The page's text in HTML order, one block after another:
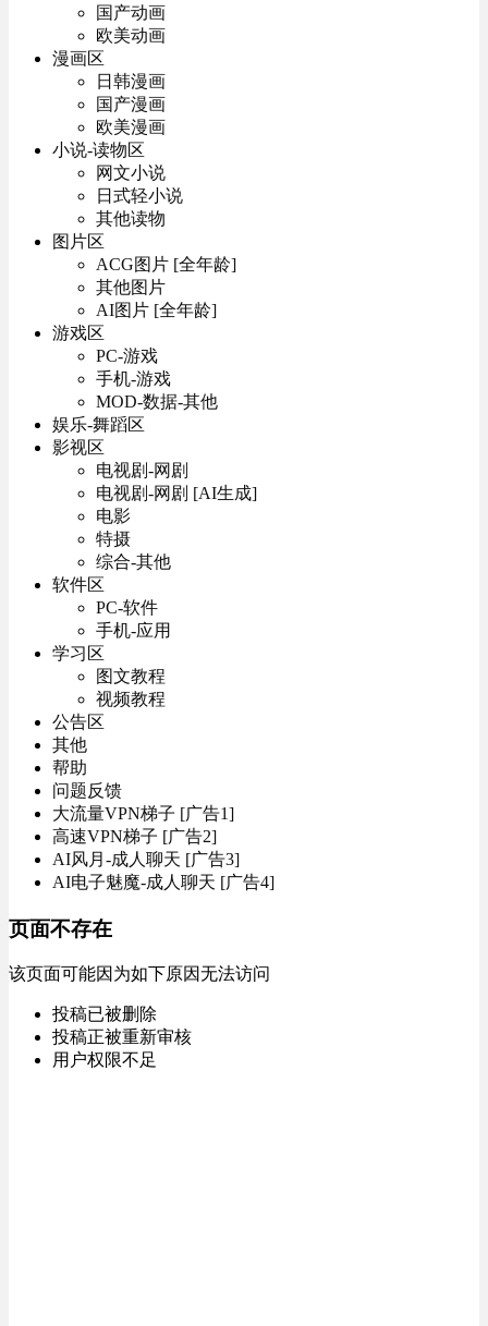
国产动画
欧美动画
漫画区
日韩漫画
国产漫画
欧美漫画
小说-读物区
网文小说
日式轻小说
其他读物
图片区
ACG图片 [全年龄]
其他图片
AI图片 [全年龄]
游戏区
PC-游戏
手机-游戏
MOD-数据-其他
娱乐-舞蹈区
影视区
电视剧-网剧
电视剧-网剧 [AI生成]
电影
特摄
综合-其他
软件区
PC-软件
手机-应用
学习区
图文教程
视频教程
公告区
其他
帮助
问题反馈
大流量VPN梯子 [广告1]
高速VPN梯子 [广告2]
AI风月-成人聊天 [广告3]
AI电子魅魔-成人聊天 [广告4]
页面不存在
该页面可能因为如下原因无法访问
投稿已被删除
投稿正被重新审核
用户权限不足